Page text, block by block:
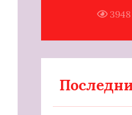
3948